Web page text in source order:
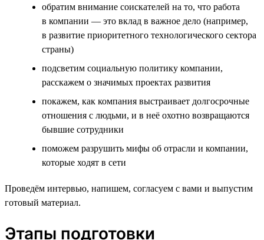
обратим внимание соискателей на то, что работа
в компании — это вклад в важное дело (например,
в развитие приоритетного технологического сектора
страны)
подсветим социальную политику компании,
расскажем о значимых проектах развития
покажем, как компания выстраивает долгосрочные
отношения с людьми, и в неё охотно возвращаются
бывшие сотрудники
поможем разрушить мифы об отрасли и компании,
которые ходят в сети
Проведём интервью, напишем, согласуем с вами и выпустим
готовый материал.
Этапы подготовки